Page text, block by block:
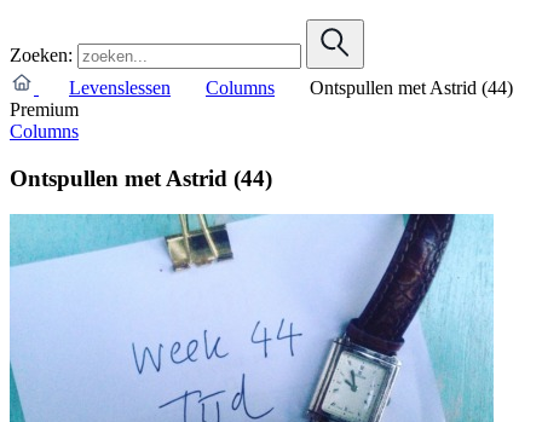
Zoeken:
Levenslessen
Columns
Ontspullen met Astrid (44)
Premium
Columns
Ontspullen met Astrid (44)